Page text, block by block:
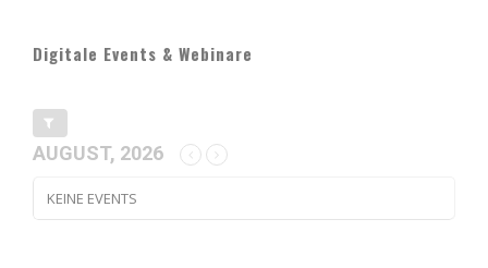
Digitale Events & Webinare
AUGUST, 2026
KEINE EVENTS